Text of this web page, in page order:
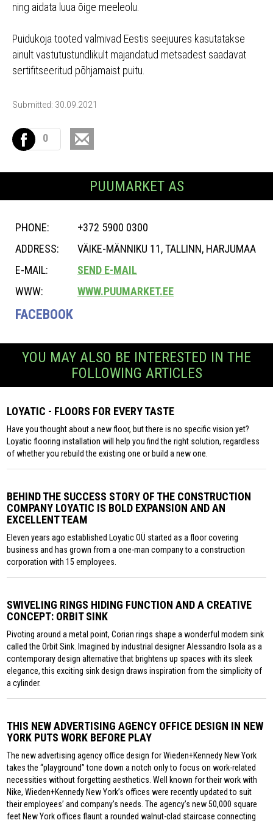
ning aidata luua õige meeleolu.
Puidukoja tooted valmivad Eestis seejuures kasutatakse
ainult vastutustundlikult majandatud metsadest saadavat
sertifitseeritud põhjamaist puitu.
Submitted: 30.09.2021
0
PUUMARKET AS
PHONE:
+372 5900 0300
ADDRESS:
VÄIKE-MÄNNIKU 11, TALLINN, HARJUMAA
E-MAIL:
SEND E-MAIL
WWW:
WWW.PUUMARKET.EE
FACEBOOK
YOU MAY ALSO BE INTERESTED IN THE
FOLLOWING ARTICLES
LOYATIC - FLOORS FOR EVERY TASTE
Have you thought about a new floor, but there is no specific vision yet?
Loyatic flooring installation will help you find the right solution, regardless
of whether you rebuild the existing one or build a new one.
BEHIND THE SUCCESS STORY OF THE CONSTRUCTION
COMPANY LOYATIC IS BOLD EXPANSION AND AN
EXCELLENT TEAM
Eleven years ago established Loyatic OÜ started as a floor covering
business and has grown from a one-man company to a construction
corporation with 15 employees.
SWIVELING RINGS HIDING FUNCTION AND A CREATIVE
CONCEPT: ORBIT SINK
Pivoting around a metal point, Corian rings shape a wonderful modern sink
called the Orbit Sink. Imagined by industrial designer Alessandro Isola as a
contemporary design alternative that brightens up spaces with its sleek
elegance, this exciting sink design draws inspiration from the simplicity of
a cylinder.
THIS NEW ADVERTISING AGENCY OFFICE DESIGN IN NEW
YORK PUTS WORK BEFORE PLAY
The new advertising agency office design for Wieden+Kennedy New York
takes the “playground” tone down a notch only to focus on work-related
necessities without forgetting aesthetics. Well known for their work with
Nike, Wieden+Kennedy New York’s offices were recently updated to suit
their employees’ and company’s needs. The agency’s new 50,000 square
feet New York offices flaunt a rounded walnut-clad staircase connecting